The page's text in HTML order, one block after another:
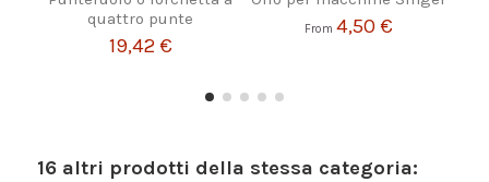
quattro punte
19,42 €
From 4,50 €
16 altri prodotti della stessa categoria: